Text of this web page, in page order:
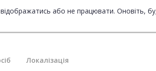
або не працювати. Оновіть,
Локалізація